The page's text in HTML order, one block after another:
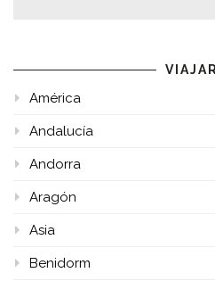
América
Andalucía
Andorra
Aragón
Asia
Benidorm